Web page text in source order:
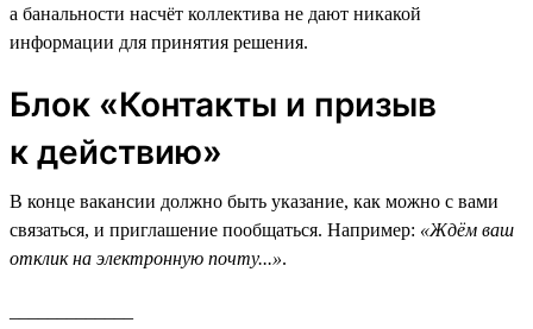
а банальности насчёт коллектива не дают никакой
информации для принятия решения.
Блок «Контакты и призыв
к действию»
В конце вакансии должно быть указание, как можно с вами
связаться, и приглашение пообщаться. Например: «Ждём ваш
отклик на электронную почту...».